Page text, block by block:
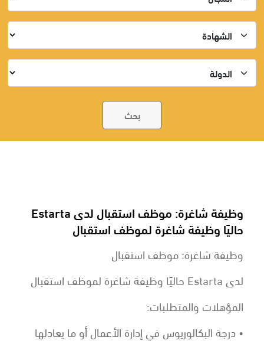
وظيفة شاغرة: موظف استقبال لدى Estarta
حاليًا وظيفة شاغرة لموظف استقبال
وظيفة شاغرة: موظف استقبال
لدى Estarta حاليًا وظيفة شاغرة لموظف استقبال
المؤهلات والمتطلبات:
• درجة البكالوريوس في إدارة الأعمال أو ما يعادلها